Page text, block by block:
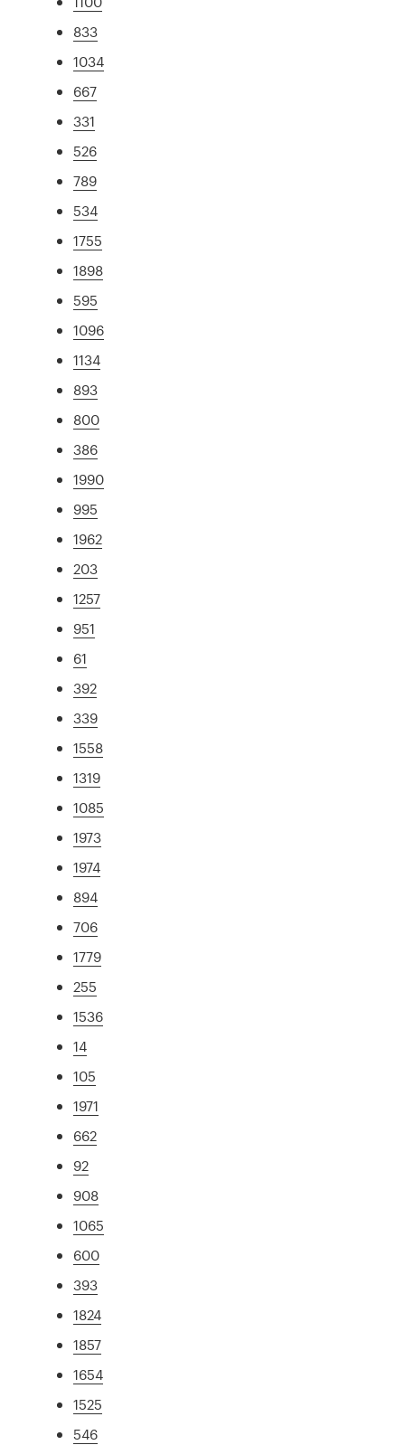
833
1034
667
331
526
789
534
1755
1898
595
1096
1134
893
800
386
1990
995
1962
203
1257
951
61
392
339
1558
1319
1085
1973
1974
894
706
1779
255
1536
14
105
1971
662
92
908
1065
600
393
1824
1857
1654
1525
546